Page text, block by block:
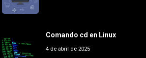
Comando cd en Linux
4 de abril de 2025